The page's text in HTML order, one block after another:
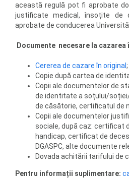
această regulă pot fi aprobate
justificate medical, însoțite de
aprobate de conducerea
Documente necesare la cazarea
Cererea de cazare în original ;
Copie după cartea de
Copii ale documentelor de
de identitate a soțului/
de căsătorie, certificatul de
Copii ale documentelor
sociale, după caz: certificat
handicap, certificat de
DGASPC, alte documente
Dovada achitării tarifului de
Pentru informații suplimentare: